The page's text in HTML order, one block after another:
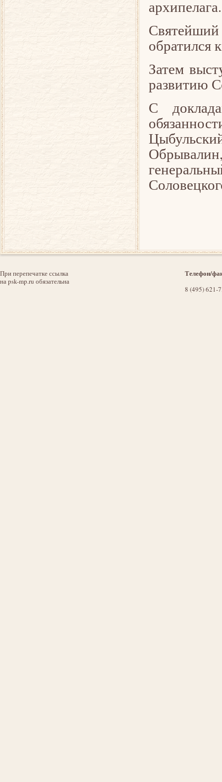
архипелага.
обратился
Затем
развитию
С
При перепечатке ссылка
на psk-mp.ru обязательна
Телефон/
8 (495) 621-